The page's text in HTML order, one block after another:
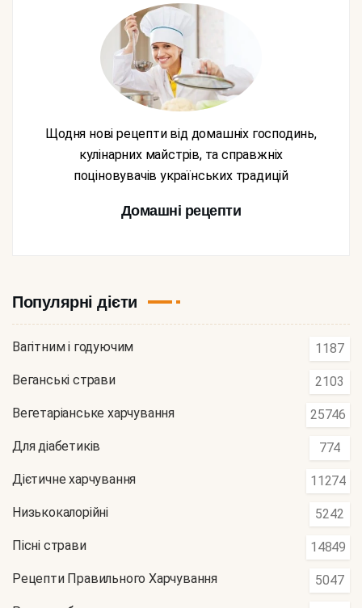
Щодня нові рецепти від домашніх господинь,
кулінарних майстрів, та справжніх
поціновувачів українських традицій
Домашні рецепти
Популярні дієти
Вагітним і годуючим 1187
Веганські страви 2103
Вегетаріанське харчування 25746
Для діабетиків 774
Дієтичне харчування 11274
Низькокалорійні 5242
Пісні страви 14849
Рецепти Правильного Харчування 5047